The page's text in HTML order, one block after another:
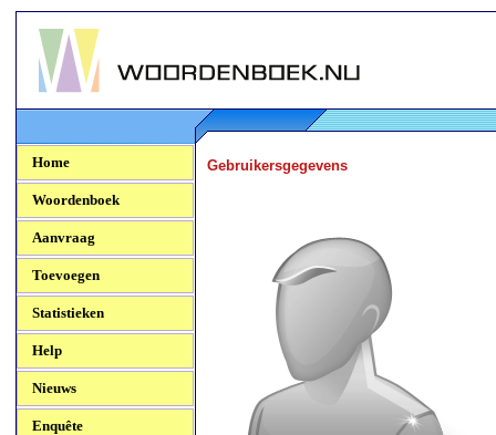
Woordenboek.NU
Home
Woordenboek
Aanvraag
Toevoegen
Statistieken
Help
Nieuws
Enquête
Gebruikersgegevens